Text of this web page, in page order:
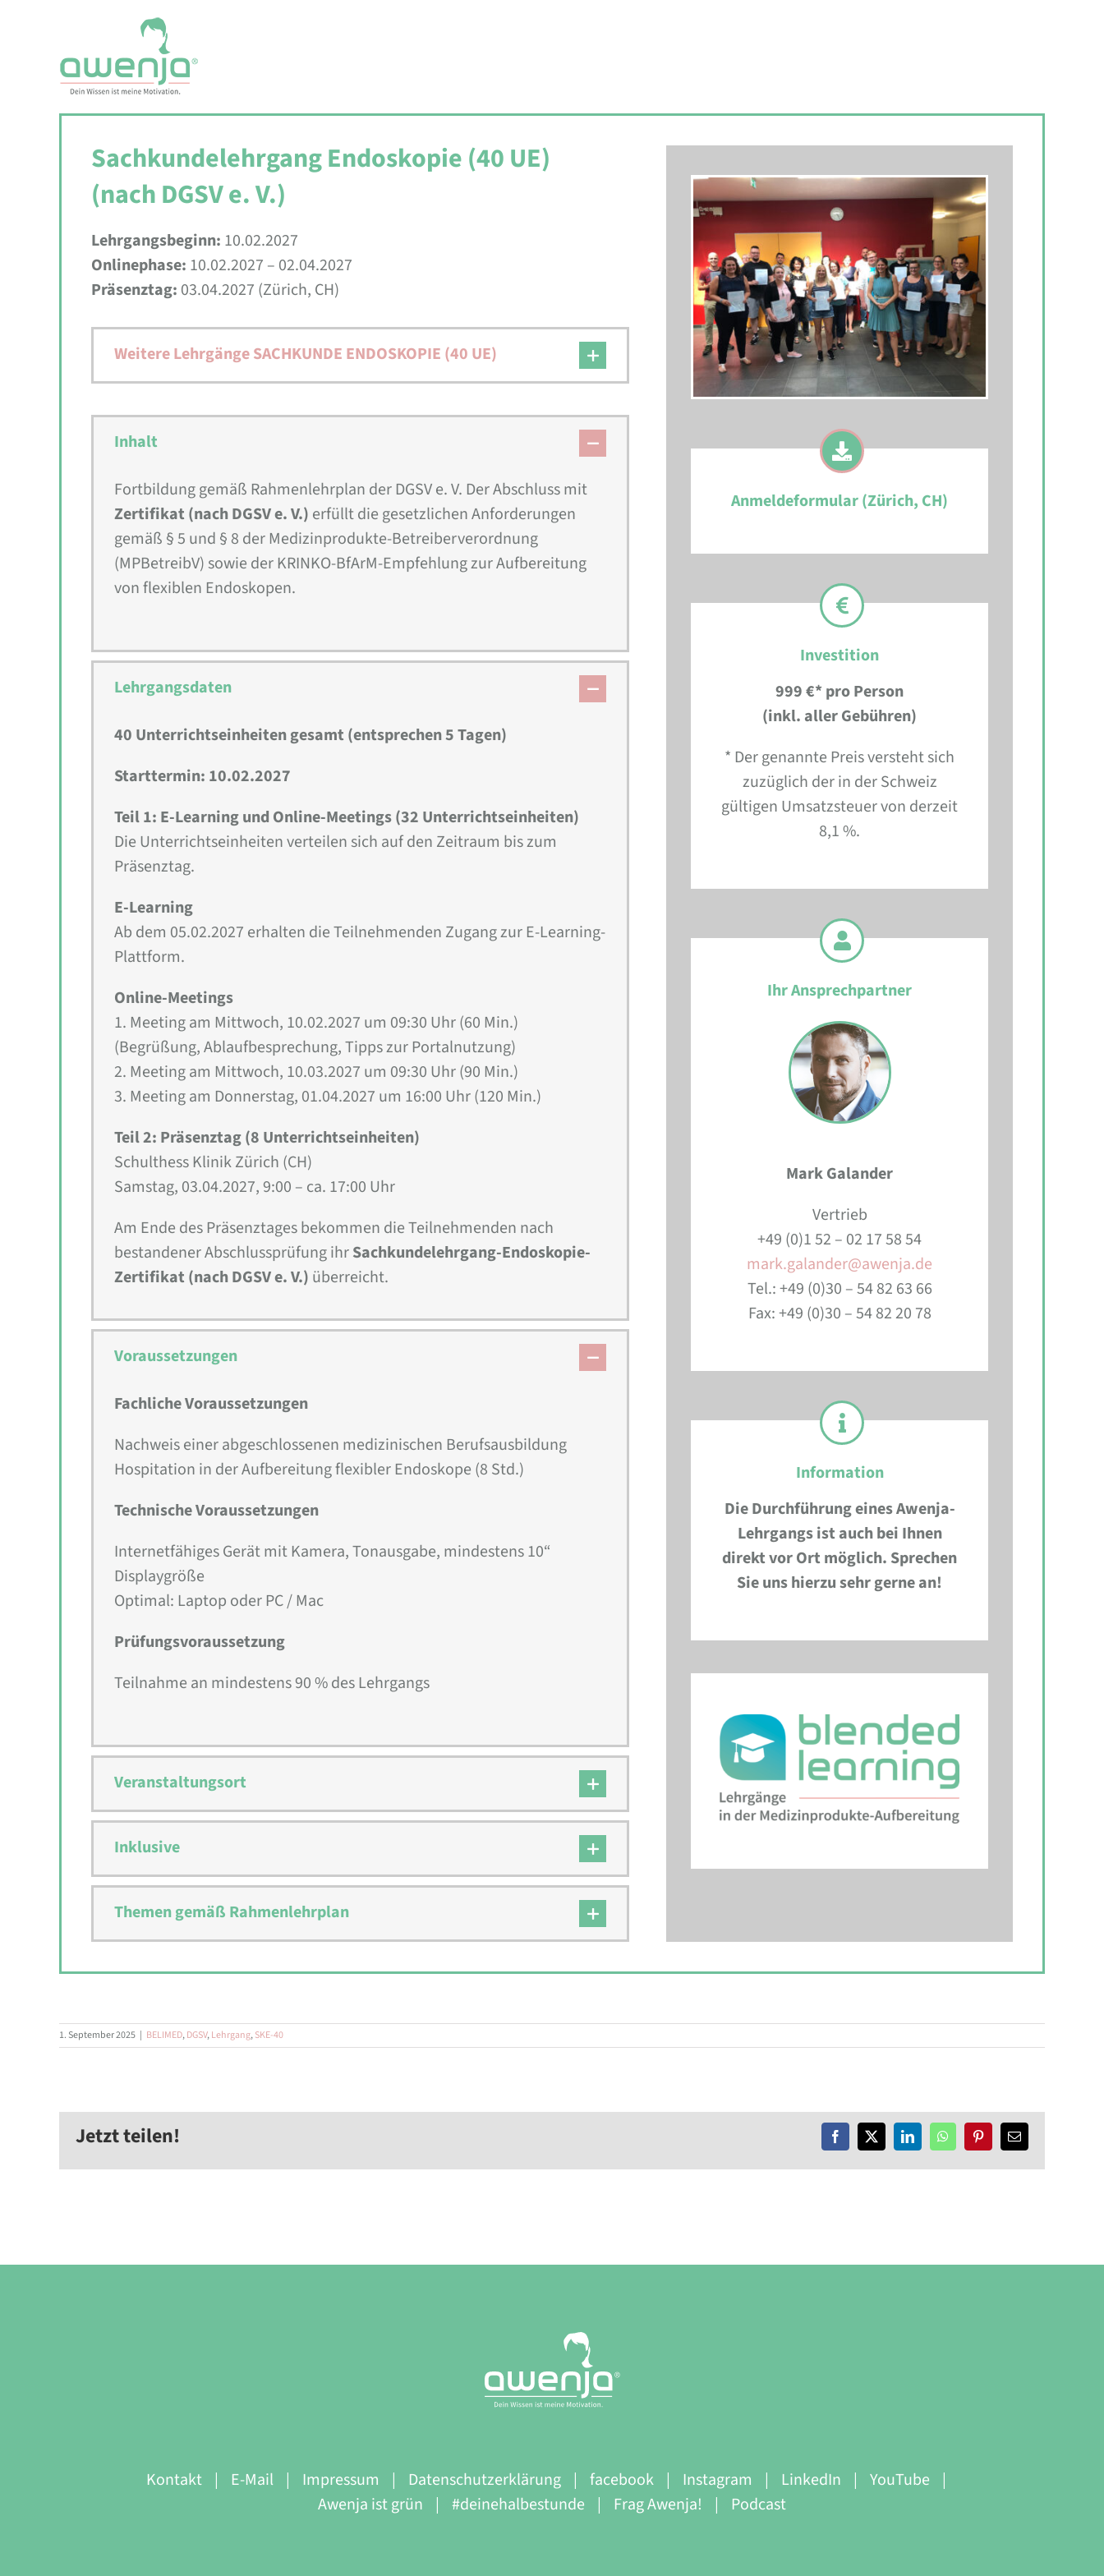
Sachkundelehrgang Endoskopie (40 UE)
(nach DGSV e. V.)
Lehrgangsbeginn: 10.02.2027
Onlinephase: 10.02.2027 – 02.04.2027
Präsenztag: 03.04.2027 (Zürich, CH)
Weitere Lehrgänge SACHKUNDE ENDOSKOPIE (40 UE)
Inhalt
Fortbildung gemäß Rahmenlehrplan der DGSV e. V. Der Abschluss mit
Zertifikat (nach DGSV e. V.) erfüllt die gesetzlichen Anforderungen
gemäß § 5 und § 8 der Medizinprodukte-Betreiberverordnung
(MPBetreibV) sowie der KRINKO-BfArM-Empfehlung zur Aufbereitung
von flexiblen Endoskopen.
Lehrgangsdaten
40 Unterrichtseinheiten gesamt (entsprechen 5 Tagen)
Starttermin: 10.02.2027
Teil 1: E-Learning und Online-Meetings (32 Unterrichtseinheiten)
Die Unterrichtseinheiten verteilen sich auf den Zeitraum bis zum
Präsenztag.
E-Learning
Ab dem 05.02.2027 erhalten die Teilnehmenden Zugang zur E-Learning-
Plattform.
Online-Meetings
1. Meeting am Mittwoch, 10.02.2027 um 09:30 Uhr (60 Min.)
(Begrüßung, Ablaufbesprechung, Tipps zur Portalnutzung)
2. Meeting am Mittwoch, 10.03.2027 um 09:30 Uhr (90 Min.)
3. Meeting am Donnerstag, 01.04.2027 um 16:00 Uhr (120 Min.)
Teil 2: Präsenztag (8 Unterrichtseinheiten)
Schulthess Klinik Zürich (CH)
Samstag, 03.04.2027, 9:00 – ca. 17:00 Uhr
Am Ende des Präsenztages bekommen die Teilnehmenden nach
bestandener Abschlussprüfung ihrSachkundelehrgang-Endoskopie-
Zertifikat (nach DGSV e. V.) überreicht.
Voraussetzungen
Fachliche Voraussetzungen
Nachweis einer abgeschlossenen medizinischen Berufsausbildung
Hospitation in der Aufbereitung flexibler Endoskope (8 Std.)
Technische Voraussetzungen
Internetfähiges Gerät mit Kamera, Tonausgabe, mindestens 10“
Displaygröße
Optimal: Laptop oder PC / Mac
Prüfungsvoraussetzung
Teilnahme an mindestens 90 % des Lehrgangs
Veranstaltungsort
Inklusive
Themen gemäß Rahmenlehrplan
Anmeldeformular (Zürich, CH)
Investition
999 €* pro Person
(inkl. aller Gebühren)
* Der genannte Preis versteht sich
zuzüglich der in der Schweiz
gültigen Umsatzsteuer von derzeit
8,1 %.
Ihr Ansprechpartner
Mark Galander
Vertrieb
+49 (0)1 52 – 02 17 58 54
mark.galander@awenja.de
Tel.: +49 (0)30 – 54 82 63 66
Fax: +49 (0)30 – 54 82 20 78
Information
Die Durchführung eines Awenja-
Lehrgangs ist auch bei Ihnen
direkt vor Ort möglich. Sprechen
Sie uns hierzu sehr gerne an!
1. September 2025 | BELIMED,DGSV,Lehrgang,SKE-40
Jetzt teilen! Facebook
X LinkedInWhatsAppPinterest
E-
Mail
Kontakt E-Mail Impressum Datenschutzerklärung facebook Instagram LinkedIn
YouTube
Awenja ist grün
#deinehalbestunde Frag Awenja! Podcast